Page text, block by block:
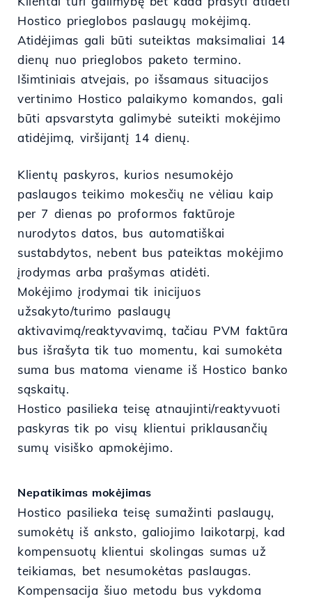
Hostico prieglobos paslaugų mokėjimą.
Atidėjimas gali būti suteiktas maksimaliai 14
dienų nuo prieglobos paketo termino.
Išimtiniais atvejais, po išsamaus situacijos
vertinimo Hostico palaikymo komandos, gali
būti apsvarstyta galimybė suteikti mokėjimo
atidėjimą, viršijantį 14 dienų.
Klientų paskyros, kurios nesumokėjo
paslaugos teikimo mokesčių ne vėliau kaip
per 7 dienas po proformos faktūroje
nurodytos datos, bus automatiškai
sustabdytos, nebent bus pateiktas mokėjimo
įrodymas arba prašymas atidėti.
Mokėjimo įrodymai tik inicijuos
užsakyto/turimo paslaugų
aktivavimą/reaktyvavimą, tačiau PVM faktūra
bus išrašyta tik tuo momentu, kai sumokėta
suma bus matoma viename iš Hostico banko
sąskaitų.
Hostico pasilieka teisę atnaujinti/reaktyvuoti
paskyras tik po visų klientui priklausančių
sumų visiško apmokėjimo.
Nepatikimas mokėjimas
Hostico pasilieka teisę sumažinti paslaugų,
sumokėtų iš anksto, galiojimo laikotarpį, kad
kompensuotų klientui skolingas sumas už
teikiamas, bet nesumokėtas paslaugas.
Kompensacija šiuo metodu bus vykdoma